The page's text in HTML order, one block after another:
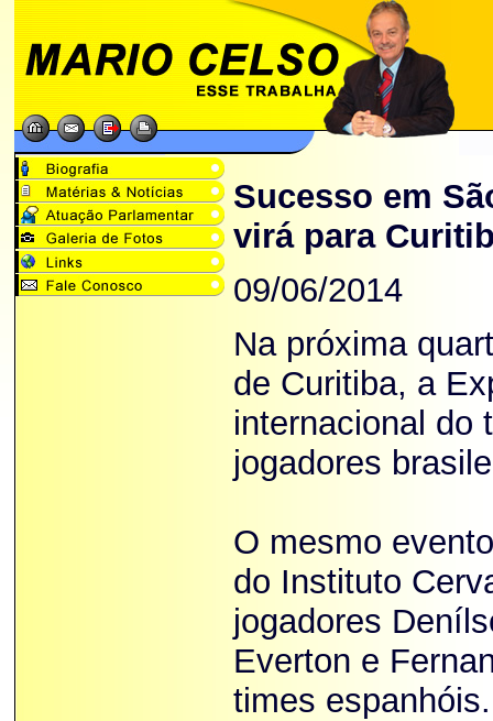
Sucesso em
virá para
09/06/2014
Na próxima
de Curitiba, a
internacional do
jogadores
O mesmo
do Instituto
jogadores
Everton e
times espanhóis.